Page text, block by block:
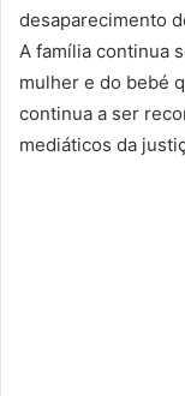
desaparecimento
A família continua
mulher e do bebé
continua a ser
mediáticos da